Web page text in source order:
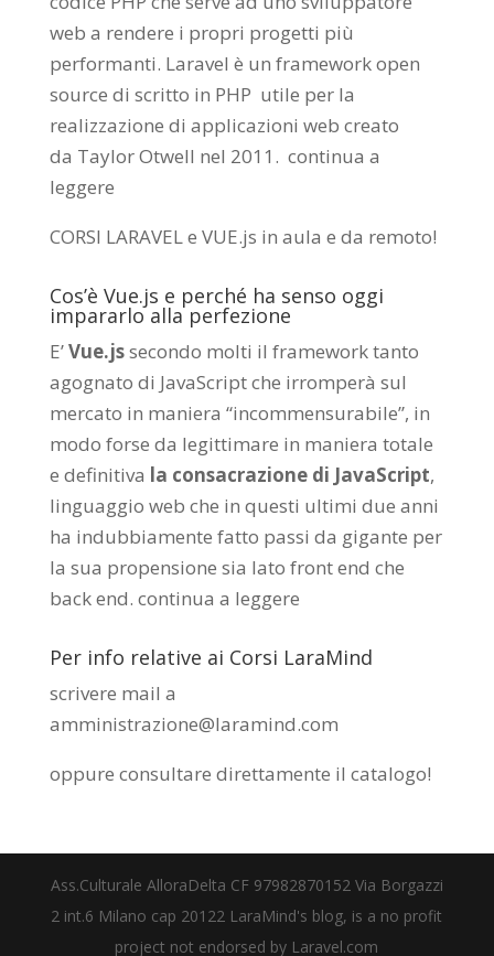
web a rendere i propri progetti più
performanti. Laravel è un framework open
source di scritto in PHP utile per la
realizzazione di applicazioni web creato
da Taylor Otwell nel 2011. continua a
leggere
CORSI LARAVEL e VUE.js in aula e da remoto!
Cos’è Vue.js e perché ha senso oggi
impararlo alla perfezione
E’Vue.jssecondo molti il framework tanto
agognato di JavaScript che irromperà sul
mercato in maniera “incommensurabile”, in
modo forse da legittimare in maniera totale
e definitiva la consacrazione di JavaScript,
linguaggio web che in questi ultimi due anni
ha indubbiamente fatto passi da gigante per
la sua propensione sia lato front end che
back end. continua a leggere
Per info relative ai Corsi LaraMind
scrivere mail a
amministrazione@laramind.com
oppure consultare direttamente il catalogo!
Ass.Culturale AlloraDelta CF 97982870152 Via Borgazzi
2 int.6 Milano cap 20122 LaraMind's blog, is a no profit
project not endorsed by Laravel.com